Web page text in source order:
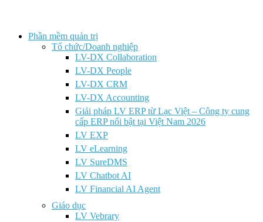
Phần mềm quản trị
Tổ chức/Doanh nghiệp
LV-DX Collaboration
LV-DX People
LV-DX CRM
LV-DX Accounting
Giải pháp LV ERP từ Lạc Việt – Công ty cung
cấp ERP nổi bật tại Việt Nam 2026
LV EXP
LV eLearning
LV SureDMS
LV Chatbot AI
LV Financial AI Agent
Giáo dục
LV Vebrary